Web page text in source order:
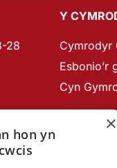
28
Y
Cymrodyr
Esbonio’r
Cyn
×
hon yn